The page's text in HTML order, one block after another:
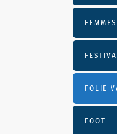
FEMMES
FOLIE
FOOT